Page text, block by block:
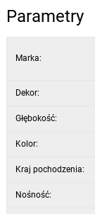
Parametry
Marka:
Dekor:
Głębokość:
Kolor:
Kraj pochodzenia:
Nośność: